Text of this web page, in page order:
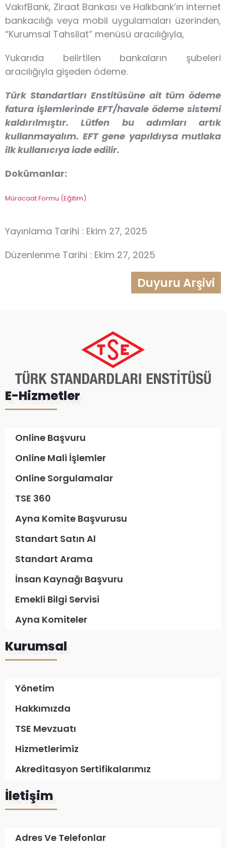
VakıfBank, Ziraat Bankası ve Halkbank’ın internet
bankacılığı veya mobil uygulamaları üzerinden,
“Kurumsal Tahsilat” menüsü aracılığıyla,
Yukarıda belirtilen bankaların şubeleri
aracılığıyla gişeden ödeme.
Türk Standartları Enstitüsüne ait tüm ödeme
fatura işlemlerinde EFT/havale ödeme sistemi
kaldırılmıştır. Lütfen bu adımları artık
kullanmayalım. EFT gene yapıldıysa mutlaka
ilk kullanıcıya iade edilir.
Dokümanlar:
Müracaat Formu (Eğitim)
Yayınlama Tarihi : Ekim 27, 2025
Düzenlenme Tarihi : Ekim 27, 2025
Duyuru Arşivi
E-Hizmetler
Online Başvuru
Online Mali İşlemler
Online Sorgulamalar
TSE 360
Ayna Komite Başvurusu
Standart Satın Al
Standart Arama
İnsan Kaynağı Başvuru
Emekli Bilgi Servisi
Ayna Komiteler
Kurumsal
Yönetim
Hakkımızda
TSE Mevzuatı
Hizmetlerimiz
Akreditasyon Sertifikalarımız
İletişim
Adres Ve Telefonlar